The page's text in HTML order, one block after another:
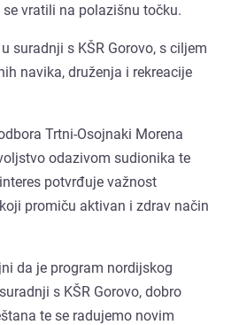
vratili na polazišnu točku.
suradnji s KŠR Gorovo, s ciljem
navika, druženja i rekreacije
Trtni-Osojnaki Morena
odazivom sudionika te
potvrđuje važnost
promiču aktivan i zdrav način
da je program nordijskog
s KŠR Gorovo, dobro
te se radujemo novim